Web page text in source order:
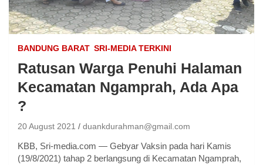
BANDUNG BARAT SRI-MEDIA TERKINI
Ratusan Warga Penuhi Halaman
Kecamatan Ngamprah, Ada Apa
?
20 August 2021 duankdurahman@gmail.com
KBB, Sri-media.com — Gebyar Vaksin pada hari Kamis
(19/8/2021) tahap 2 berlangsung di Kecamatan Ngamprah,